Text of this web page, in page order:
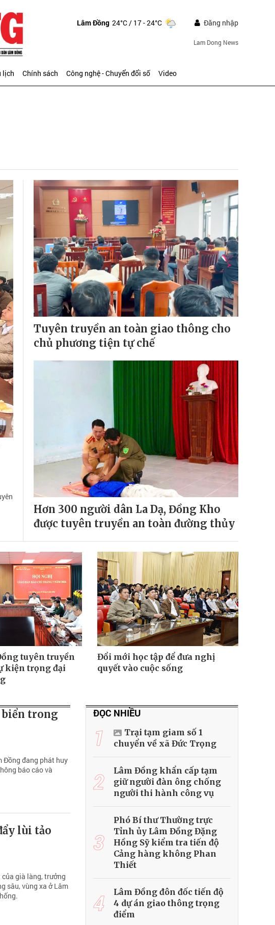
Lâm Đồng 24°C/ 17 - 24°C Đăng nhập
Lam Dong News
lịch Chính sách Công nghệ - Chuyển đổi số Video
Tuyên truyền an toàn giao thông cho
chủ phương tiện tự chế
Hơn 300 người dân La Dạ, Đồng Kho
được tuyên truyền an toàn đường thủy
tuyên truyền
kiện trọng đại
Đổi mới học tập để đưa nghị
quyết vào cuộc sống
biển trong
Đồng đang phát huy
báo cáo và
lùi tảo
già làng, trưởng
sâu, vùng xa ở Lâm
ĐỌC NHIỀU
1
Trại tạm giam số 1
chuyển về xã Đức Trọng
2
Lâm Đồng khẩn cấp tạm
giữ người đàn ông chống
người thi hành công vụ
3
Phó Bí thư Thường trực
Tỉnh ủy Lâm Đồng Đặng
Hồng Sỹ kiểm tra tiến độ
Cảng hàng không Phan
Thiết
4
Lâm Đồng đôn đốc tiến độ
4 dự án giao thông trọng
điểm